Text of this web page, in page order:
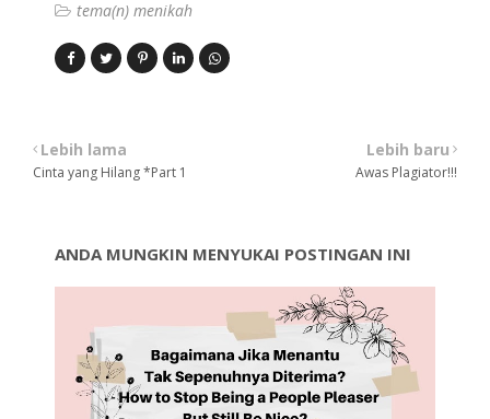
tema(n) menikah
Lebih baru
Awas Plagiator!!!
Lebih lama
Cinta yang Hilang *Part 1
ANDA MUNGKIN MENYUKAI POSTINGAN INI